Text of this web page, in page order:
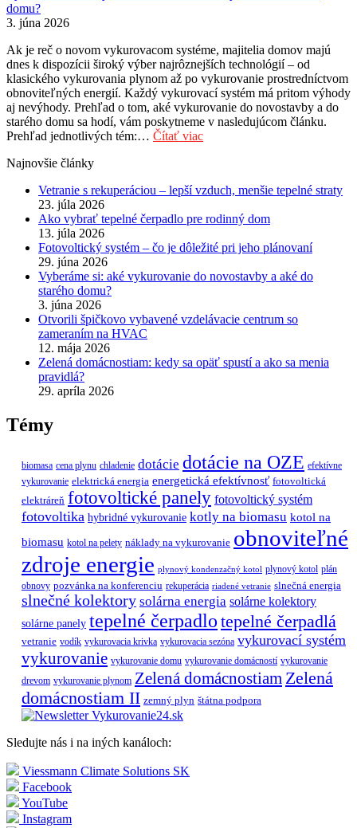
domu?
3. júna 2026
Ak je reč o novom vykurovacom systéme, majitelia domov majú
dnes k dispozícii široký výber najrôznejších technológií – od
klasického vykurovania plynom až po vykurovanie prostredníctvom
obnoviteľných energií. Každý vykurovací systém má pritom výhody
aj nevýhody. Prehľad o tom, aké vykurovanie do novostavby a do
starého domu sa hodí, vám poskytneme v nasledujúcom článku.
Prehľad jednotlivých tém:… Čítať viac
Najnovšie články
Vetranie s rekuperáciou – lepší vzduch, menšie tepelné straty
23. júla 2026
Ako vybrať tepelné čerpadlo pre rodinný dom
13. júla 2026
Fotovoltický systém – čo je dôležité pri jeho plánovaní
29. júna 2026
Vyberáme si: aké vykurovanie do novostavby a aké do
starého domu?
3. júna 2026
Otvorili špičkovo vybavené vzdelávacie centrum so
zameraním na HVAC
12. mája 2026
Zelená domácnostiam: kedy sa opäť spustí a ako sa menia
pravidlá?
29. apríla 2026
Témy
biomasa cena plynu chladenie dotácie dotácie na OZE efektívne
vykurovanie elektrická energia energetická efektívnosť fotovoltická
elektráreň fotovoltické panely fotovoltický systém
fotovoltika hybridné vykurovanie kotly na biomasu kotol na
biomasu kotol na pelety náklady na vykurovanie obnoviteľné
zdroje energie plynový kondenzačný kotol plynový kotol plán
obnovy pozvánka na konferenciu rekuperácia riadené vetranie slnečná energia
slnečné kolektory solárna energia solárne kolektory
solárne panely tepelné čerpadlo tepelné čerpadlá
vetranie vodík vykurovacia krivka vykurovacia sezóna vykurovací systém
vykurovanie vykurovanie domu vykurovanie domácností vykurovanie
drevom vykurovanie plynom Zelená domácnostiam Zelená
domácnostiam II zemný plyn štátna podpora
Sledujte nás i na iných kanáloch:
Viessmann Climate Solutions SK
Facebook
YouTube
Instagram